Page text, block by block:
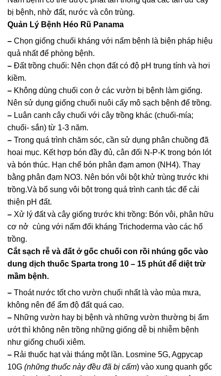
bị bệnh, nhờ đất, nước và côn trùng.
Quản Lý Bệnh Héo Rũ Panama
– Chọn giống chuối kháng với nấm bệnh là biện pháp hiệu
quả nhất để phòng bệnh.
– Đất trồng chuối: Nên chọn đất có độ pH trung tính và hơi
kiềm.
– Không dùng chuối con ở các vườn bị bệnh làm giống.
Nên sử dụng giống chuối nuôi cấy mô sạch bệnh để trồng.
– Luân canh cây chuối với cây trồng khác (chuối-mía;
chuối- sắn) từ 1-3 năm.
– Trong quá trình chăm sóc, cần sử dụng phân chuồng đã
hoai mục. Kết hợp bón đầy đủ, cân đối N-P-K trong bón lót
và bón thúc. Hạn chế bón phân đạm amon (NH4). Thay
bằng phân đạm NO3. Nên bón vôi bột khử trùng trước khi
trồng.Và bổ sung vôi bột trong quá trình canh tác để cải
thiện pH đất.
– Xử lý đất và cây giống trước khi trồng: Bón vôi, phân hữu
cơ nở cùng với nấm đối kháng Trichoderma vào các hố
trồng.
Cắt sạch rễ và đất ở gốc chuối con rồi nhúng gốc vào
dung dịch thuốc Sparta trong 10 – 15 phút để diệt trừ
mầm bệnh.
– Thoát nước tốt cho vườn chuối nhất là vào mùa mưa,
không nên để ẩm độ đất quá cao.
– Những vườn hay bị bệnh và những vườn thường bị ẩm
ướt thì không nên trồng những giống dễ bị nhiễm bệnh
như giống chuối xiêm.
– Rải thuốc hạt vài tháng một lần. Losmine 5G, Agpycap
10G (những thuốc này đều đã bị cấm) vào xung quanh gốc